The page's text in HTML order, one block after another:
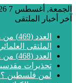
الجمعة, أغسطس 7 2026
آخر أخبار الملتقى
العدد (469) من مجلة “فلسطين في أسبوع” بعنوان: أين العجب من مما يجري في فلسطين
الملتقى
العدد (468) من مجلة “فلسطين في أسبوع” بعنوان: وسوف تُسألون عن الأقصى
تحذيرات
لمن فلسطين